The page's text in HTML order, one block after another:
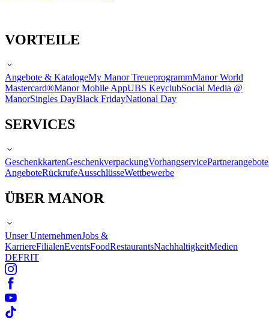
VORTEILE
Angebote & KatalogeMy Manor TreueprogrammManor World
Mastercard®Manor Mobile AppUBS KeyclubSocial Media @
ManorSingles DayBlack FridayNational Day
SERVICES
GeschenkkartenGeschenkverpackungVorhangservicePartnerangebote
AngeboteRückrufeAusschlüsseWettbewerbe
ÜBER MANOR
Unser UnternehmenJobs &
KarriereFilialenEventsFoodRestaurantsNachhaltigkeitMedien
DEFRIT